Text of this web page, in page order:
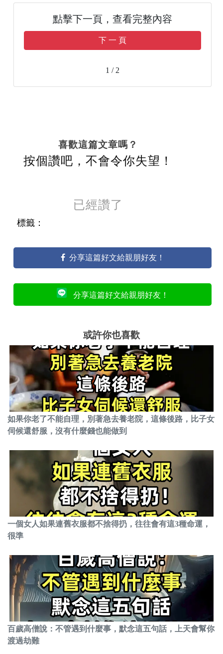
點擊下一頁，查看完整內容
下 一 頁
1 / 2
喜歡這篇文章嗎？
按個讚吧，不會令你失望！
已經讚了
標籤：
分享這篇好文給親朋好友！
分享這篇好文給親朋好友！
或許你也喜歡
如果你老了不能自理，別著急去養老院，這條後路，比子女
伺候還舒服，沒有什麼錢也能做到
一個女人如果連舊衣服都不捨得扔，往往會有這3種命運，
很準
百歲高僧說：不管遇到什麼事，默念這五句話，上天會幫你
渡過劫難